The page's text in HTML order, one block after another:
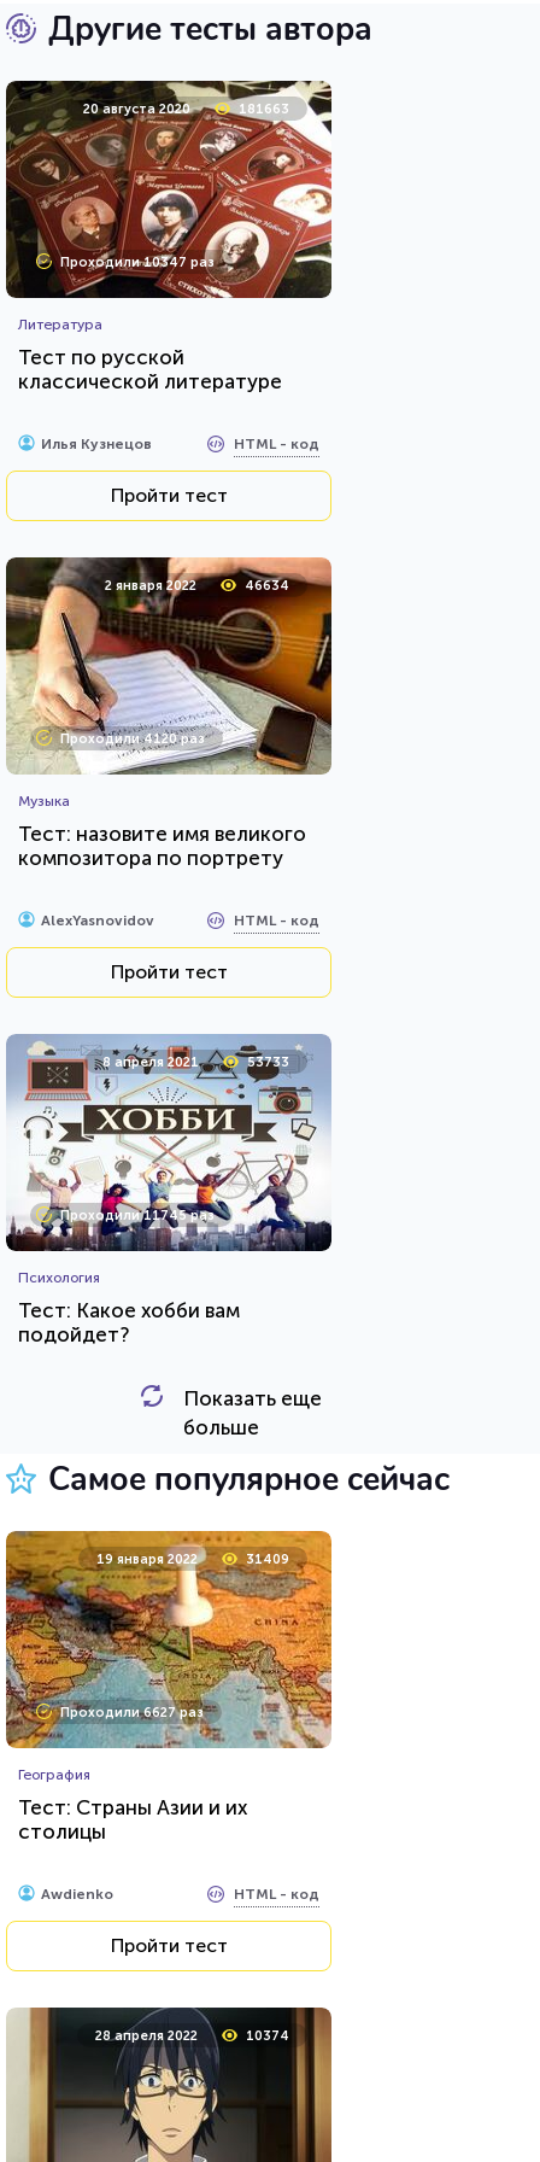
Другие тесты автора
20 августа 2020 181663
Проходили 10347 раз
Литература
Тест по русской
классической литературе
Илья Кузнецов HTML - код
Пройти тест
2 января 2022 46634
Проходили 4120 раз
Музыка
Тест: назовите имя великого
композитора по портрету
AlexYasnovidov HTML - код
Пройти тест
8 апреля 2021 53733
Проходили 11745 раз
Психология
Тест: Какое хобби вам
подойдет?
HTML - код
29 декабря 2021
Проходили 524 раза
Тест: Муниципальное право
Пройти тест
17 декабря 2021
Показать еще
больше
Самое популярное сейчас
19 января 2022 31409
Проходили 6627 раз
География
Тест: Страны Азии и их
столицы
Awdienko HTML - код
Пройти тест
28 апреля 2022 10374